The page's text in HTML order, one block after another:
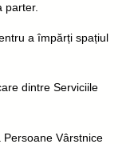
parter.
a împărți spațiul
dintre Serviciile
Vârstnice